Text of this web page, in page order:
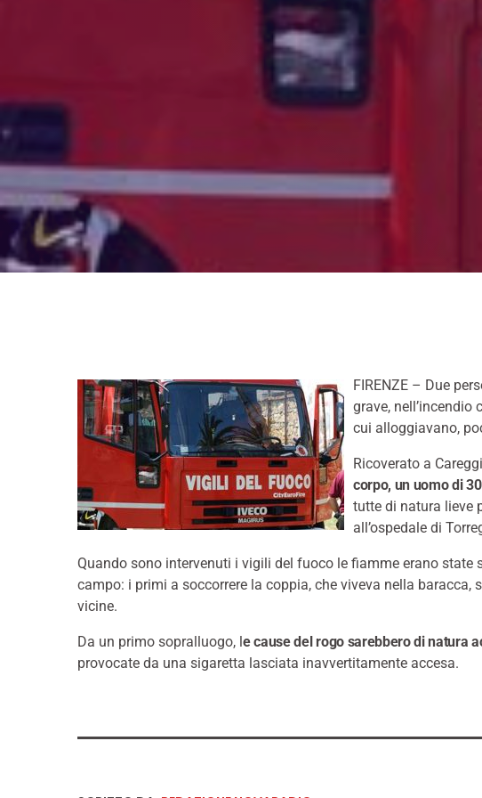
FIRENZE – Due
grave, nell’incendio
cui alloggiavano,
Ricoverato a Careggi
corpo, un uomo di
tutte di natura lieve
all’ospedale di
Quando sono intervenuti i vigili del fuoco le fiamme erano state
campo: i primi a soccorrere la coppia, che viveva nella
vicine.
Da un primo sopralluogo, l e cause del rogo sarebbero di natura
provocate da una sigaretta lasciata inavvertitamente accesa.